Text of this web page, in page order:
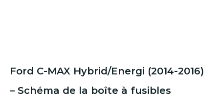
Ford C-MAX Hybrid/Energi (2014-2016)
– Schéma de la boîte à fusibles